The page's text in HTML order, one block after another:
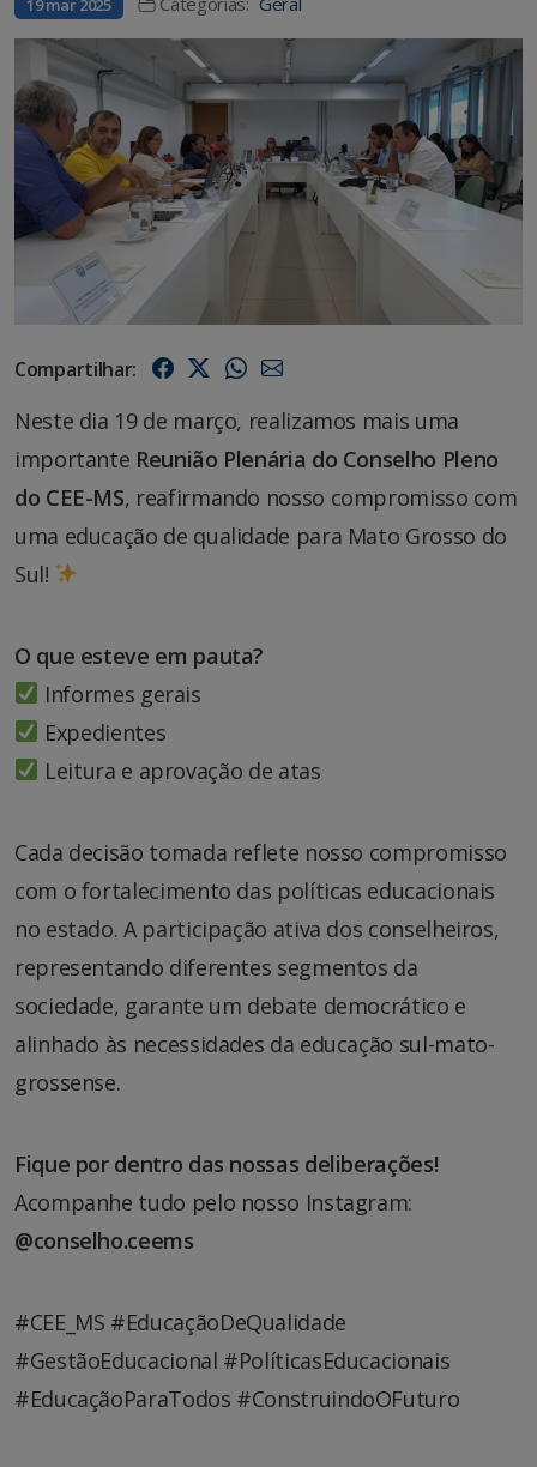
19 mar 2025
Compartilhar:
Neste dia 19 de março, realizamos mais uma
importante Reunião Plenária do Conselho Pleno
do CEE-MS, reafirmando nosso compromisso com
uma educação de qualidade para Mato Grosso do
Sul!
O que esteve em pauta?
Informes gerais
Expedientes
Leitura e aprovação de atas
Cada decisão tomada reflete nosso compromisso
com o fortalecimento das políticas educacionais
no estado. A participação ativa dos conselheiros,
representando diferentes segmentos da
sociedade, garante um debate democrático e
alinhado às necessidades da educação sul-mato-
grossense.
Fique por dentro das nossas deliberações!
Acompanhe tudo pelo nosso Instagram:
@conselho.ceems
#CEE_MS #EducaçãoDeQualidade
#GestãoEducacional #PolíticasEducacionais
#EducaçãoParaTodos #ConstruindoOFuturo